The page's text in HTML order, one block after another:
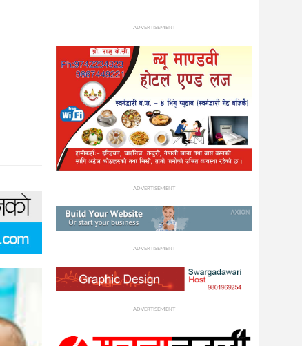
ADVERTISEMENT
ADVERTISEMENT
ADVERTISEMENT
ADVERTISEMENT